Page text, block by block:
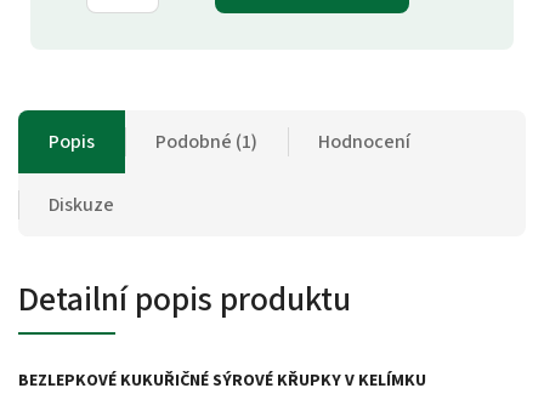
Popis Podobné (1) Hodnocení
Diskuze
Detailní popis produktu
BEZLEPKOVÉ KUKUŘIČNÉ SÝROVÉ KŘUPKY V KELÍMKU